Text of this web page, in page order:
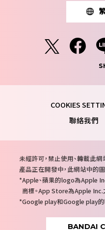
聯絡我們
注
意
事
項
未經許可，禁止使用、轉載此
產品正在開發中，此網站中的
Apple、蘋果的logo為Apple
商標。App Store為Apple Inc.
Google play和Google play
BANDAI